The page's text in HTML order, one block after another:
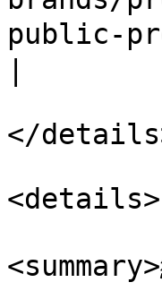
public-
</
<details>